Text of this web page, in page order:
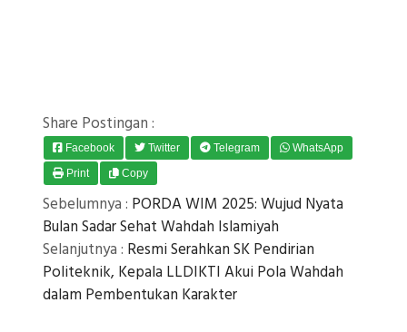
Share Postingan :
Facebook Twitter Telegram
WhatsApp
Print
Copy
Sebelumnya : PORDA WIM 2025: Wujud Nyata
Bulan Sadar Sehat Wahdah Islamiyah
Selanjutnya : Resmi Serahkan SK Pendirian
Politeknik, Kepala LLDIKTI Akui Pola Wahdah
dalam Pembentukan Karakter